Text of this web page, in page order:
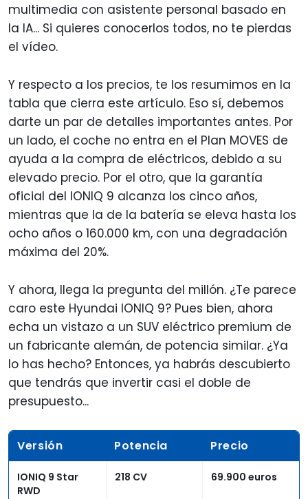
multimedia con asistente personal basado en
la IA... Si quieres conocerlos todos, no te pierdas
el vídeo.
Y respecto a los precios, te los resumimos en la
tabla que cierra este artículo. Eso sí, debemos
darte un par de detalles importantes antes. Por
un lado, el coche no entra en el Plan MOVES de
ayuda a la compra de eléctricos, debido a su
elevado precio. Por el otro, que la garantía
oficial del IONIQ 9 alcanza los cinco años,
mientras que la de la batería se eleva hasta los
ocho años o 160.000 km, con una degradación
máxima del 20%.
Y ahora, llega la pregunta del millón. ¿Te parece
caro este Hyundai IONIQ 9? Pues bien, ahora
echa un vistazo a un SUV eléctrico premium de
un fabricante alemán, de potencia similar. ¿Ya
lo has hecho? Entonces, ya habrás descubierto
que tendrás que invertir casi el doble de
presupuesto...
Versión Potencia Precio
IONIQ 9 Star
RWD
218 CV 69.900 euros